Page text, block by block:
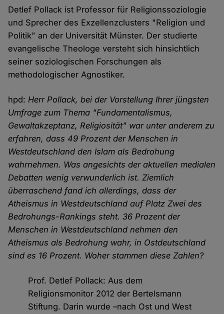
Detlef Pollack ist Professor für Religionssoziologie
und Sprecher des Exzellenzclusters "Religion und
Politik" an der Universität Münster. Der studierte
evangelische Theologe versteht sich hinsichtlich
seiner soziologischen Forschungen als
methodologischer Agnostiker.
hpd:Herr Pollack, bei der Vorstellung Ihrer jüngsten
Umfrage zum Thema "Fundamentalismus,
Gewaltakzeptanz, Religiosität" war unter anderem zu
erfahren, dass 49 Prozent der Menschen in
Westdeutschland den Islam als Bedrohung
wahrnehmen. Was angesichts der aktuellen medialen
Debatten wenig verwunderlich ist. Ziemlich
überraschend fand ich allerdings, dass der
Atheismus in Westdeutschland auf Platz Zwei des
Bedrohungs-Rankings steht. 36 Prozent der
Menschen in Westdeutschland nehmen den
Atheismus als Bedrohung wahr, in Ostdeutschland
sind es 16 Prozent. Woher stammen diese Zahlen?
Prof. Detlef Pollack: Aus dem
Religionsmonitor 2012 der Bertelsmann
Stiftung. Darin wurde –nach Ost und West